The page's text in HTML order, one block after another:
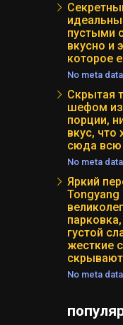
пустыми
вкусно и
которое
No meta data
Скрытая
шефом
порции,
вкус, что
сюда
No meta data
Яркий
Tongyang
густой
жесткие
No meta data